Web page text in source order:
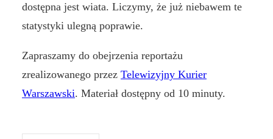
dostępna jest wiata. Liczymy, że już niebawem te
statystyki ulegną poprawie.
Zapraszamy do obejrzenia reportażu
zrealizowanego przez Telewizyjny Kurier
Warszawski. Materiał dostępny od 10 minuty.